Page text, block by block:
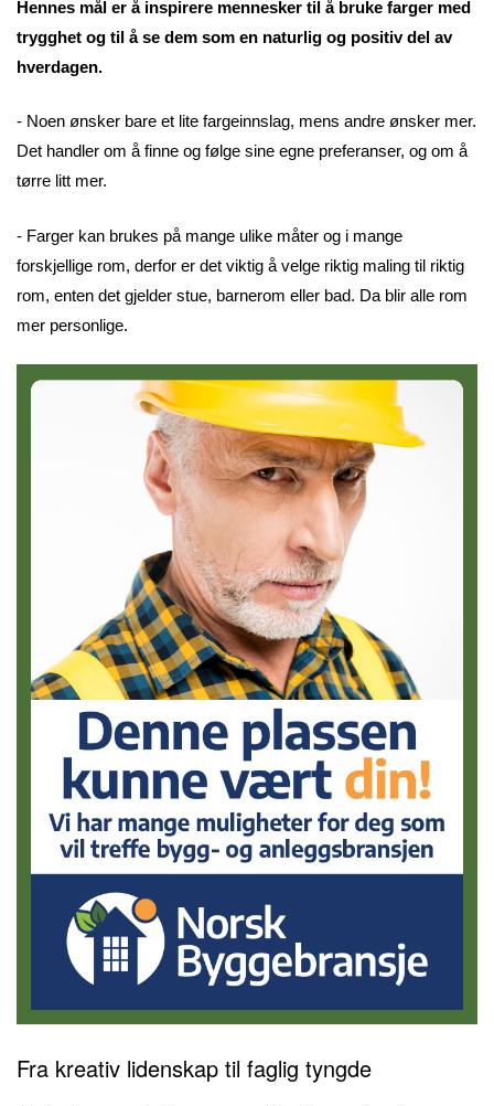
Hennes mål er å inspirere mennesker til å bruke farger med
trygghet og til å se dem som en naturlig og positiv del av
hverdagen.
- Noen ønsker bare et lite fargeinnslag, mens andre ønsker mer.
Det handler om å finne og følge sine egne preferanser, og om å
tørre litt mer.
- Farger kan brukes på mange ulike måter og i mange
forskjellige rom, derfor er det viktig å velge riktig maling til riktig
rom, enten det gjelder stue, barnerom eller bad. Da blir alle rom
mer personlige.
Fra kreativ lidenskap til faglig tyngde